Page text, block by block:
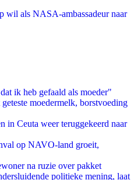
wil als NASA-ambassadeur naar
ik heb gefaald als moeder"
moedermelk, borstvoeding
in Ceuta weer teruggekeerd naar
op NAVO-land groeit,
na ruzie over pakket
politieke mening, laat